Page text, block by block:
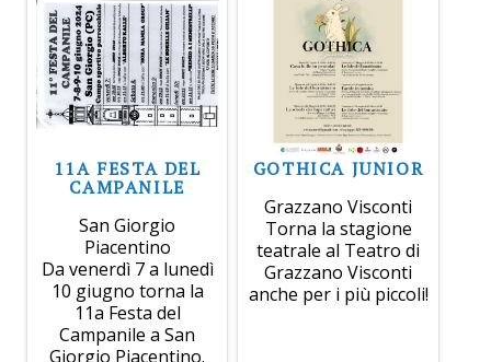
11A FESTA DEL
CAMPANILE
San Giorgio
Piacentino
Da venerdì 7 a lunedì
10 giugno torna la
11a Festa del
Campanile a San
Giorgio Piacentino.
GOTHICA JUNIOR
Grazzano Visconti
Torna la stagione
teatrale al Teatro di
Grazzano Visconti
anche per i più piccoli!